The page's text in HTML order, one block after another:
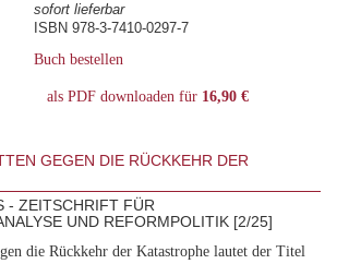
sofort lieferbar
ISBN 978-3-7410-0297-7
Buch bestellen
als PDF downloaden für 16,90 €
GEGEN DIE RÜCKKEHR DER
- ZEITSCHRIFT FÜR
UND REFORMPOLITIK [2/25]
die Rückkehr der Katastrophe lautet der Titel